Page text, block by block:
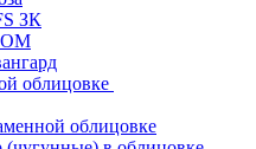
ЗК
облицовке
облицовке